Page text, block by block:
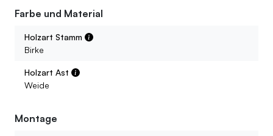
unterstreicht den natürlichen Charakter dieses Produkts.
Farbe und Material
Holzart Stamm
Birke
Holzart Ast
Weide
Montage